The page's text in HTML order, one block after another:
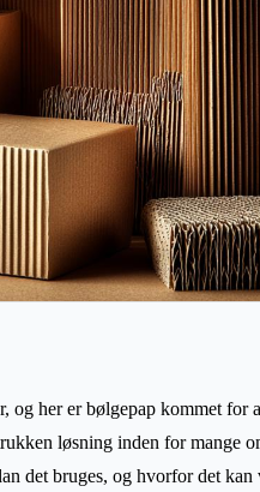
og her er bølgepap kommet for
løsning inden for mange
det bruges, og hvorfor det